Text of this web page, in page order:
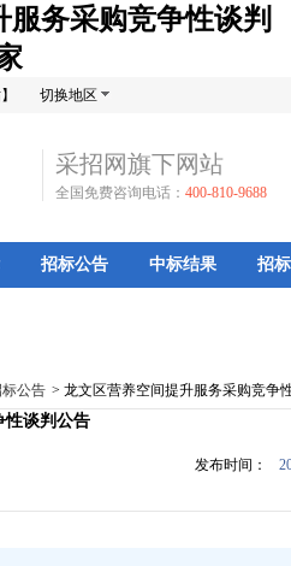
务采购竞争性谈判
切换地区
采招网旗下网站
全国免费咨询电话： 400-810-9688
招标公告 中标结果 招
公告 > 龙文区营养空间提升服务采购竞争
性谈判公告
发布时间：